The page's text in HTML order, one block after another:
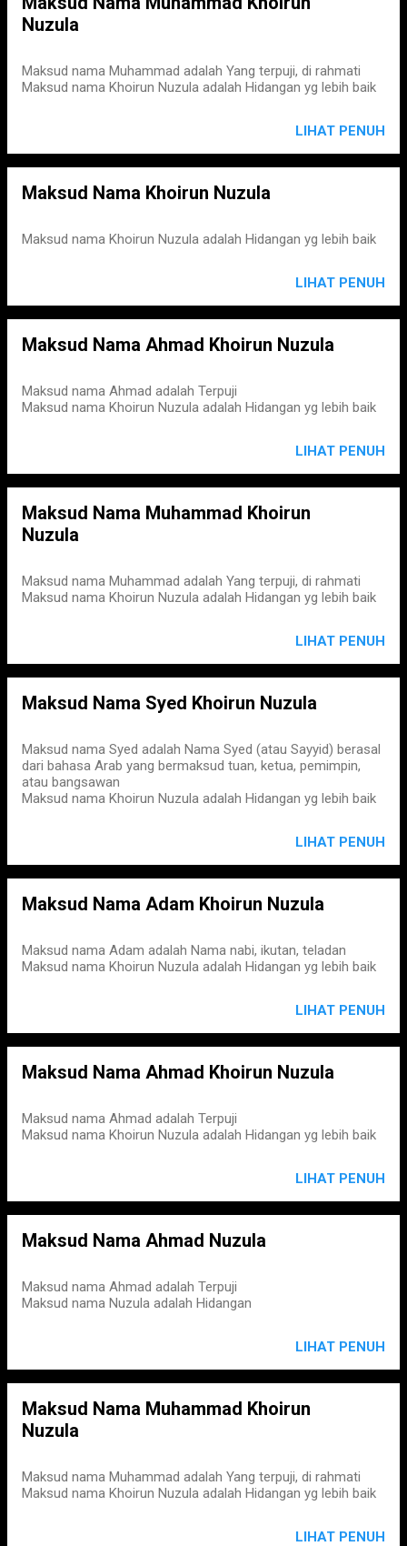
Nuzula
Maksud nama Muhammad adalah Yang terpuji, di rahmati
Maksud nama Khoirun Nuzula adalah Hidangan yg lebih baik
LIHAT PENUH
Maksud Nama Khoirun Nuzula
Maksud nama Khoirun Nuzula adalah Hidangan yg lebih baik
LIHAT PENUH
Maksud Nama Ahmad Khoirun Nuzula
Maksud nama Ahmad adalah Terpuji
Maksud nama Khoirun Nuzula adalah Hidangan yg lebih baik
LIHAT PENUH
Maksud Nama Muhammad Khoirun
Nuzula
Maksud nama Muhammad adalah Yang terpuji, di rahmati
Maksud nama Khoirun Nuzula adalah Hidangan yg lebih baik
LIHAT PENUH
Maksud Nama Syed Khoirun Nuzula
Maksud nama Syed adalah Nama Syed (atau Sayyid) berasal
dari bahasa Arab yang bermaksud tuan, ketua, pemimpin,
atau bangsawan
Maksud nama Khoirun Nuzula adalah Hidangan yg lebih baik
LIHAT PENUH
Maksud Nama Adam Khoirun Nuzula
Maksud nama Adam adalah Nama nabi, ikutan, teladan
Maksud nama Khoirun Nuzula adalah Hidangan yg lebih baik
LIHAT PENUH
Maksud Nama Ahmad Khoirun Nuzula
Maksud nama Ahmad adalah Terpuji
Maksud nama Khoirun Nuzula adalah Hidangan yg lebih baik
LIHAT PENUH
Maksud Nama Ahmad Nuzula
Maksud nama Ahmad adalah Terpuji
Maksud nama Nuzula adalah Hidangan
LIHAT PENUH
Maksud Nama Muhammad Khoirun
Nuzula
Maksud nama Muhammad adalah Yang terpuji, di rahmati
Maksud nama Khoirun Nuzula adalah Hidangan yg lebih baik
LIHAT PENUH